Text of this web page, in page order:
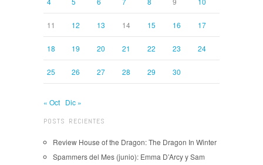
11 12 13 14 15 16 17
18 19 20 21 22 23 24
25 26 27 28 29 30
« Oct Dic »
POSTS RECIENTES
Review House of the Dragon: The Dragon In Winter
Spammers del Mes (junio): Emma D’Arcy y Sam